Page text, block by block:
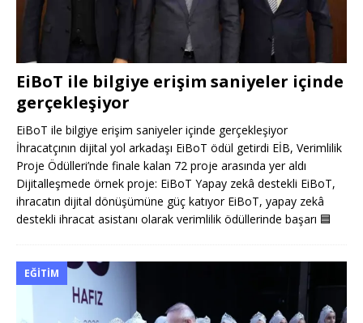
EiBoT ile bilgiye erişim saniyeler içinde
gerçekleşiyor
EiBoT ile bilgiye erişim saniyeler içinde gerçekleşiyor
İhracatçının dijital yol arkadaşı EiBoT ödül getirdi EİB, Verimlilik
Proje Ödülleri’nde finale kalan 72 proje arasında yer aldı
Dijitalleşmede örnek proje: EiBoT Yapay zekâ destekli EiBoT,
ihracatın dijital dönüşümüne güç katıyor EiBoT, yapay zekâ
destekli ihracat asistanı olarak verimlilik ödüllerinde başarı 🟦
EĞITIM